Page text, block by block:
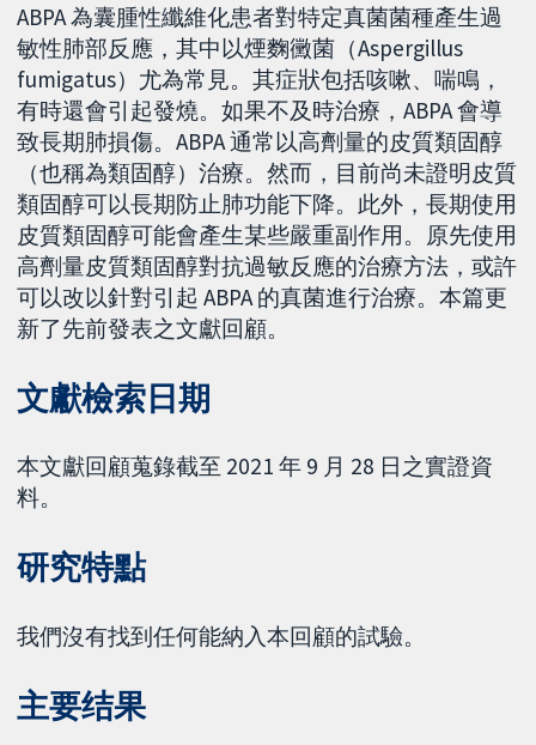
ABPA 為囊腫性纖維化患者對特定真菌菌種產生過
敏性肺部反應，其中以煙麴黴菌（Aspergillus
fumigatus）尤為常見。其症狀包括咳嗽、喘鳴，
有時還會引起發燒。如果不及時治療，ABPA 會導
致長期肺損傷。ABPA 通常以高劑量的皮質類固醇
（也稱為類固醇）治療。然而，目前尚未證明皮質
類固醇可以長期防止肺功能下降。此外，長期使用
皮質類固醇可能會產生某些嚴重副作用。原先使用
高劑量皮質類固醇對抗過敏反應的治療方法，或許
可以改以針對引起 ABPA 的真菌進行治療。本篇更
新了先前發表之文獻回顧。
文獻檢索日期
本文獻回顧蒐錄截至 2021 年 9 月 28 日之實證資
料。
研究特點
我們沒有找到任何能納入本回顧的試驗。
主要结果